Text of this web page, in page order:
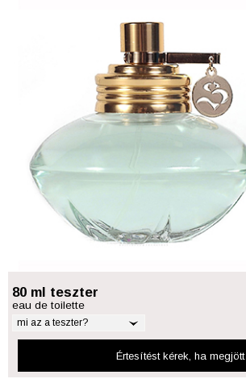
80 ml teszter
eau de toilette
mi az a teszter?
Értesítést kérek, ha megjött